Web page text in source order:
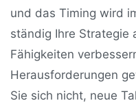
und das Timing wird
ständig Ihre Strategie
Fähigkeiten
Herausforderungen
Sie sich nicht, neue